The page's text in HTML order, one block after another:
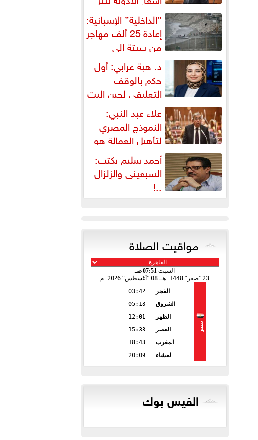
إشكالية دستورية ويهدد حق
المواطن...
”الداخلية” الإسبانية:
إعادة 25 ألف مهاجر
من سبتة إلى
المغرب... وارتفاع حصيلة...
د. هبة عرابي: أول
حكم بالوقف
التعليقي لحين البت
في الطعن على... علاء عبد النبي:
النموذج المصري
لتأهيل العمالة هو
البديل العملي والأمثل لأزمات...
أحمد سليم يكتب:
السبعينى والزلزال
..!
مواقيت الصلاة
السبت 07:51 صـ
23 صفر 1448 هـ 08 أغسطس 2026 م
مصر
الفجر
03:42
الشروق
05:18
الظهر
12:01
العصر
15:38
المغرب
18:43
العشاء
20:09
الفيس بوك